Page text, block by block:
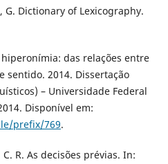
G. Dictionary of Lexicography.
hiperonímia: das relações entre
sentido. 2014. Dissertação
– Universidade Federal
Disponível em:
prefix/769.
C. R. As decisões prévias. In: